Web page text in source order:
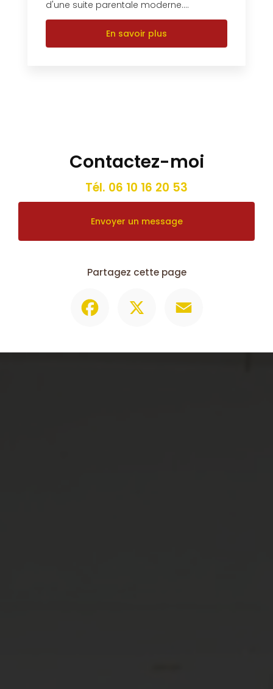
d'une suite parentale moderne....
En savoir plus
Contactez-moi
Tél. 06 10 16 20 53
Envoyer un message
Partagez cette page